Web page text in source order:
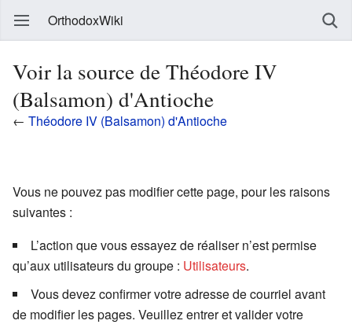
OrthodoxWiki
Voir la source de Théodore IV
(Balsamon) d'Antioche
← Théodore IV (Balsamon) d'Antioche
Vous ne pouvez pas modifier cette page, pour les raisons
suivantes :
L’action que vous essayez de réaliser n’est permise
qu’aux utilisateurs du groupe : Utilisateurs.
Vous devez confirmer votre adresse de courriel avant
de modifier les pages. Veuillez entrer et valider votre